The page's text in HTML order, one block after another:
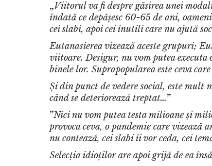
„Viitorul va fi despre găsirea unei
îndată ce depășesc 60-65 de ani,
cei slabi, apoi cei inutili care nu ajută
Eutanasierea vizează aceste grupuri;
viitoare. Desigur, nu vom putea executa
binele lor. Suprapopularea este ceva
Și din punct de vedere social, este mult
când se deteriorează treptat…”
”Nici nu vom putea testa milioane și
provoca ceva, o pandemie care vizează
nu contează, cei slabi îi vor ceda, cei
Selecția idioților are apoi grijă de ea